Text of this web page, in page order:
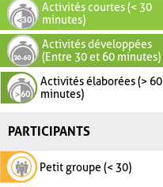
Activités courtes (< 30
minutes)
Activités développées
(Entre 30 et 60 minutes)
Activités élaborées (> 60
minutes)
PARTICIPANTS
Petit groupe (< 30)